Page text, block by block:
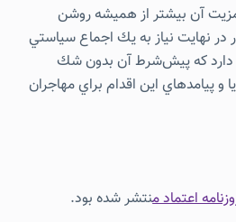
مزيت آن بيشتر از هميشه روشن
در نهايت نياز به يك اجماع سياستي
دارد كه پيش‌شرط آن بدون شك
و پيامدهاي اين اقدام براي مهاجران
اعتماد منتشر شده بود.